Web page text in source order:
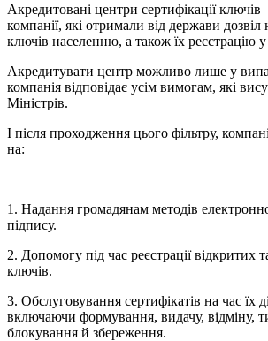
Акредитовані центри сертифікації ключів
компанії, які отримали від держави
ключів населенню, а також їх реєстрацію у
Акредитувати центр можливо лише у
компанія відповідає усім вимогам, які
Міністрів.
І після проходження цього фільтру,
на:
1. Надання громадянам методів
підпису.
2. Допомогу під час реєстрації відкритих
ключів.
3. Обслуговування сертифікатів на час їх
включаючи формування, видачу, відміну,
блокування й збереження.